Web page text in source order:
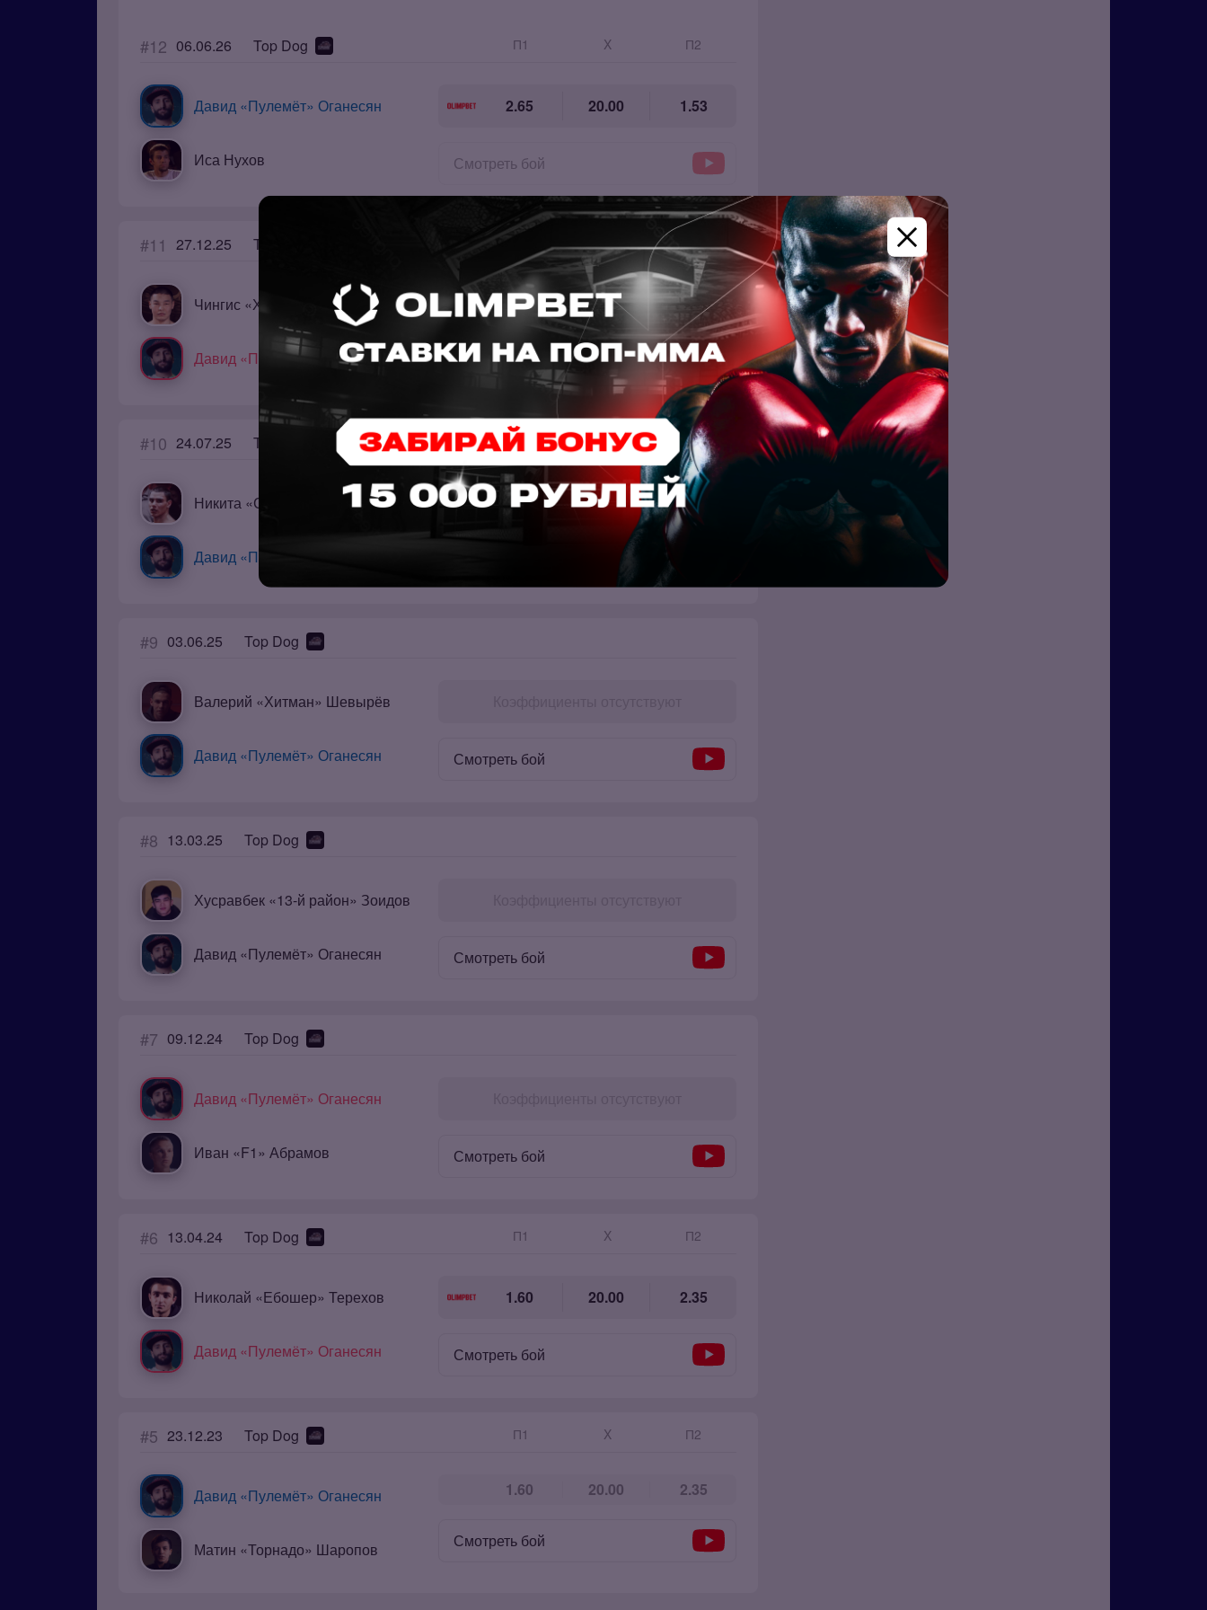
#12 06.06.26 Top Dog П1 X П2
Давид «Пулемёт» Оганесян
Иса Нухов
2.65 20.00 1.53
Смотреть бой
#11 27.12.25 Top Dog X П2
Чингис «Хан» Салбырын
Давид «Пулемёт» Оганесян
1.50 20.00 2.75
Смотреть бой
#10 24.07.25 Top Dog
Никита «Сева» Севостьянов
Давид «Пулемёт» Оганесян
Коэффициенты отсутствуют
#9 03.06.25 Top Dog
Валерий «Хитман» Шевырёв
Давид «Пулемёт» Оганесян Смотреть бой
#8 13.03.25 Top Dog
Хусравбек «13-й район» Зоидов
Давид «Пулемёт» Оганесян Смотреть бой
#7 09.12.24 Top Dog
Давид «Пулемёт» Оганесян
Иван «F1» Абрамов Смотреть бой
#6 13.04.24 Top Dog П1 X П2
Николай «Ебошер» Терехов
Давид «Пулемёт» Оганесян
1.60 20.00 2.35
Смотреть бой
#5 23.12.23 Top Dog П1 X П2
Давид «Пулемёт» Оганесян
Матин «Торнадо» Шаропов
1.60 20.00 2.35
Смотреть бой